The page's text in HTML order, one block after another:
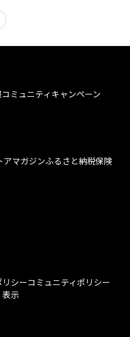
コミュニティ キャンペーン
アマガジンふるさと納税保険
シーコミュニティポリシー
表示